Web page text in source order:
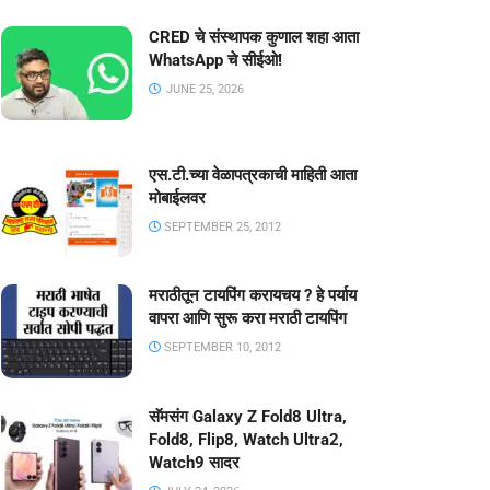
CRED चे संस्थापक कुणाल शहा आता
WhatsApp चे सीईओ!
JUNE 25, 2026
एस.टी.च्या वेळापत्रकाची माहिती आता
मोबाईलवर
SEPTEMBER 25, 2012
मराठीतून टायपिंग करायचय ? हे पर्याय
वापरा आणि सुरू करा मराठी टायपिंग
SEPTEMBER 10, 2012
सॅमसंग Galaxy Z Fold8 Ultra,
Fold8, Flip8, Watch Ultra2,
Watch9 सादर